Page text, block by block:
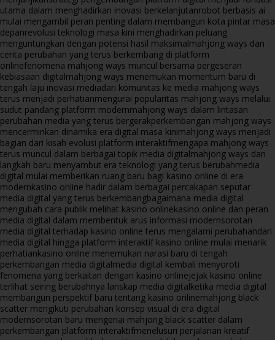
utama dalam menghadirkan inovasi berkelanjutanrobot berbasis ai
mulai mengambil peran penting dalam membangun kota pintar masa
depanrevolusi teknologi masa kini menghadirkan peluang
menguntungkan dengan potensi hasil maksimalmahjong ways dan
cerita perubahan yang terus berkembang di platform
onlinefenomena mahjong ways muncul bersama pergeseran
kebiasaan digitalmahjong ways menemukan momentum baru di
tengah laju inovasi mediadari komunitas ke media mahjong ways
terus menjadi perhatianmengurai popularitas mahjong ways melalui
sudut pandang platform modernmahjong ways dalam lintasan
perubahan media yang terus bergerakperkembangan mahjong ways
mencerminkan dinamika era digital masa kinimahjong ways menjadi
bagian dari kisah evolusi platform interaktifmengapa mahjong ways
terus muncul dalam berbagai topik media digitalmahjong ways dan
langkah baru menyambut era teknologi yang terus berubahmedia
digital mulai memberikan ruang baru bagi kasino online di era
modernkasino online hadir dalam berbagai percakapan seputar
media digital yang terus berkembangbagaimana media digital
mengubah cara publik melihat kasino onlinekasino online dan peran
media digital dalam membentuk arus informasi modernsorotan
media digital terhadap kasino online terus mengalami perubahandari
media digital hingga platform interaktif kasino online mulai menarik
perhatiankasino online menemukan narasi baru di tengah
perkembangan media digitalmedia digital kembali menyoroti
fenomena yang berkaitan dengan kasino onlinejejak kasino online
terlihat seiring berubahnya lanskap media digitalketika media digital
membangun perspektif baru tentang kasino onlinemahjong black
scatter mengikuti perubahan konsep visual di era digital
modernsorotan baru mengenai mahjong black scatter dalam
perkembangan platform interaktifmenelusuri perjalanan kreatif